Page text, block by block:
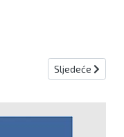
Nizozemske sa
Sljedeći
Sljedeće